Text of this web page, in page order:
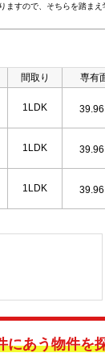
すので、そちらを踏まえ
間取り 専有
1LDK
1LDK
1LDK
にあう物件を